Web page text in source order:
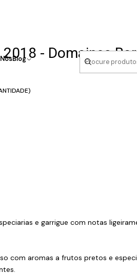
Blog
2018 - Domaines
e garrigue com notas
com aromas a frutos pretos e